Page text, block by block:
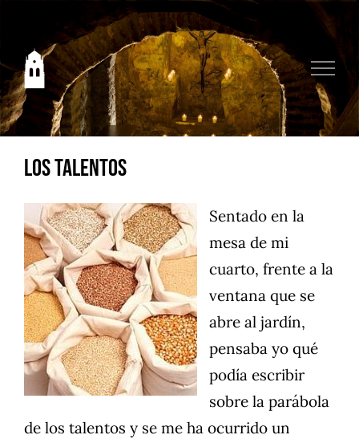
contenido
Los talentos
Sentado en la
mesa de mi
cuarto, frente a la
ventana que se
abre al jardín,
pensaba yo qué
podía escribir
sobre la parábola
de los talentos y se me ha ocurrido un